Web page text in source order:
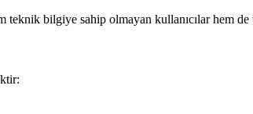
bilgiye sahip olmayan kullanıcılar hem de